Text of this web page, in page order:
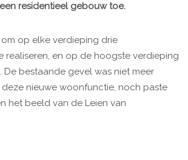
residentieel gebouw toe.
op elke verdieping drie
realiseren, en op de hoogste verdieping
De bestaande gevel was niet meer
nieuwe woonfunctie, noch paste
het beeld van de Leien van